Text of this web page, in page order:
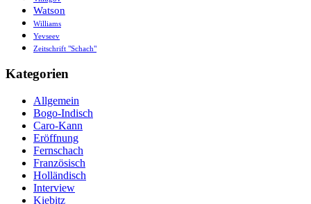
Watson
Williams
Yevseev
Zeitschrift "Schach"
Kategorien
Allgemein
Bogo-Indisch
Caro-Kann
Eröffnung
Fernschach
Französisch
Holländisch
Interview
Kiebitz